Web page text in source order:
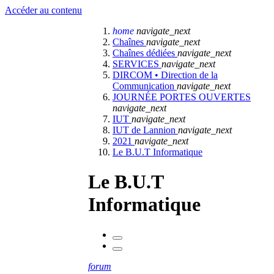
Accéder au contenu
home navigate_next
Chaînes navigate_next
Chaînes dédiées navigate_next
SERVICES navigate_next
DIRCOM • Direction de la
Communication navigate_next
JOURNÉE PORTES OUVERTES
navigate_next
IUT navigate_next
IUT de Lannion navigate_next
2021 navigate_next
Le B.U.T Informatique
Le B.U.T
Informatique
forum